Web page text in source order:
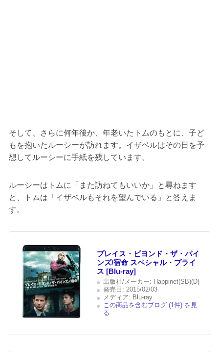
そして、さらに何年後か、年老いたトムのもとに、子ど
もを抱いたルーシーが訪れます。イザベルはその日を予
想してルーシーに手紙を残しています。
ルーシーはトムに「また訪ねてもいいか」と尋ねます
と、トムは「イザベルもそれを望んでいる」と答えま
す。
プレイス・ビヨンド・ザ・パイ
ンズ/宿命 スペシャル・プライ
ス [Blu-ray]
出版社/メーカー: Happinet(SB)(D)
発売日: 2015/02/03
メディア: Blu-ray
この商品を含むブログ (1件) を見
る